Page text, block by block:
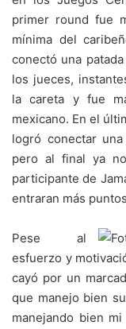
primer round fue
mínima del
conectó una
los jueces,
la careta y fue
mexicano. En el
logró conectar
pero al final ya
participante de
entraran más
Pese al
esfuerzo y
cayó por un
que manejo bien
manejando bien